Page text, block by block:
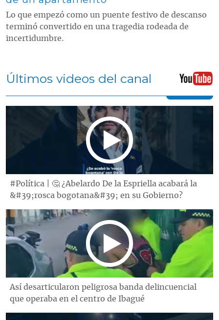
Lo que empezó como un puente festivo de descanso
terminó convertido en una tragedia rodeada de
incertidumbre.
Últimos videos del canal
#Política | 🤔 ¿Abelardo De la Espriella acabará la
&#39;rosca bogotana&#39; en su Gobierno?
Así desarticularon peligrosa banda delincuencial
que operaba en el centro de Ibagué